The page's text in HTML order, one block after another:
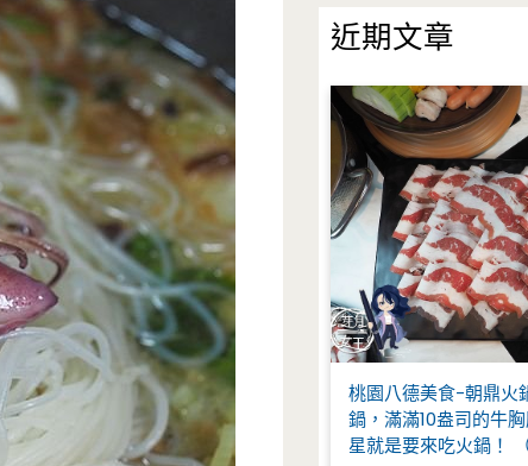
鍵
字
:
近期文章
桃園八德美食-朝鼎火
鍋，滿滿10盎司的牛
星就是要來吃火鍋！ （